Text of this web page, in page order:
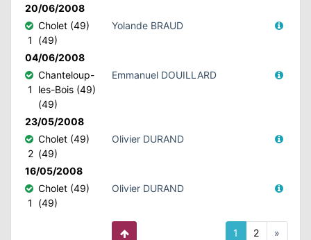
20/06/2008
1
Cholet (49)
(49)
Yolande BRAUD
04/06/2008
1
Chanteloup-
les-Bois (49)
(49)
Emmanuel DOUILLARD
23/05/2008
2
Cholet (49)
(49)
Olivier DURAND
16/05/2008
1
Cholet (49)
(49)
Olivier DURAND
1 2 »